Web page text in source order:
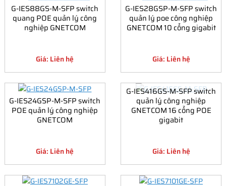
G-IES88GS-M-SFP switch
quang POE quản lý công
nghiệp GNETCOM
Giá: Liên hệ
G-IES28GSP-M-SFP switch
quản lý poe công nghiệp
GNETCOM 10 cổng gigabit
Giá: Liên hệ
G-IES24GSP-M-SFP switch
POE quản lý công nghiệp
GNETCOM
Giá: Liên hệ
G-IES416GS-M-SFP switch
quản lý công nghiệp
GNETCOM 16 cổng POE
gigabit
Giá: Liên hệ